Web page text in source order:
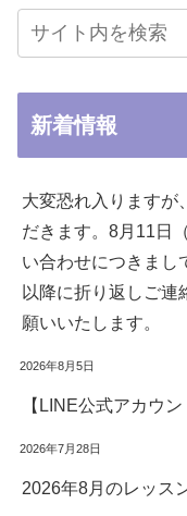
新着情報
大変恐れ入りますが
だきます。8月11日
い合わせにつきまし
以降に折り返しご連
願いいたします。
2026年8月5日
【LINE公式アカウ
2026年7月28日
2026年8月のレッ